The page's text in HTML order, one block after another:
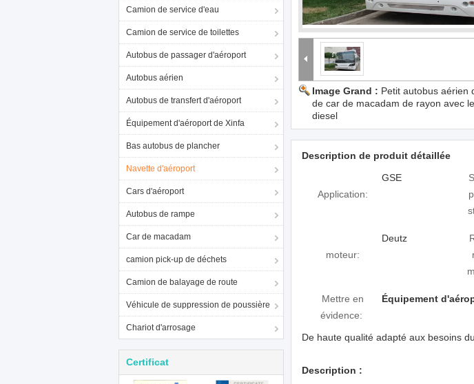
Camion de service d'eau
Camion de service de toilettes
Autobus de passager d'aéroport
Autobus aérien
Autobus de transfert d'aéroport
Équipement d'aéroport de Xinfa
Bas autobus de plancher
Navette d'aéroport
Cars d'aéroport
Autobus de rampe
Car de macadam
camion pick-up de déchets
Camion de balayage de route
Véhicule de suppression de poussière
Chariot d'arrosage
Certificat
Image Grand : Petit autobus aérien
de car de macadam de rayon avec
diesel
Description de produit détaillée
Application:
GSE
moteur:
Deutz
Mettre en
évidence:
Équipement
De haute qualité adapté aux besoins
Description :